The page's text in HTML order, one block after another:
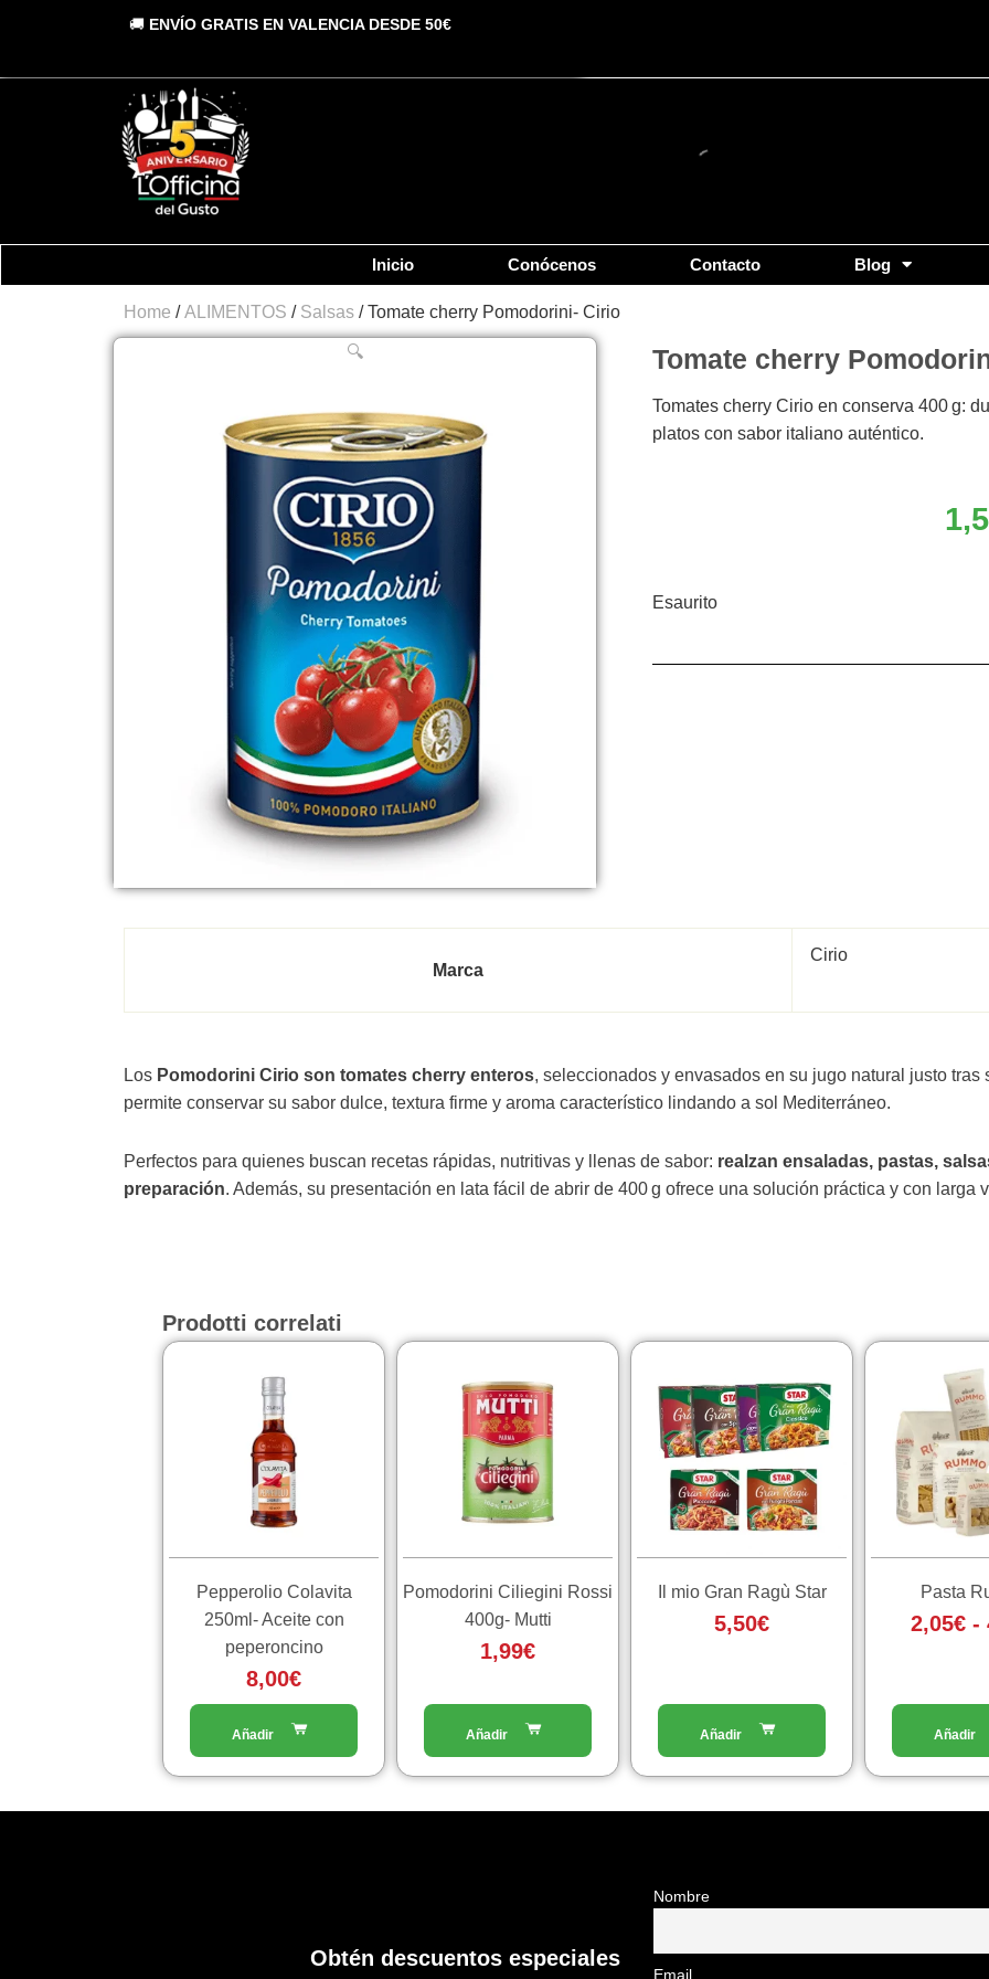
🚚 ENVÍO GRATIS EN VALENCIA DESDE 50€
Inicio Conócenos Contacto Blog
Home /ALIMENTOS / Salsas / Tomate cherry Pomodorini- Cirio
🔍 Tomate cherry
Tomates cherry Cirio en conserva 400 g:
platos con sabor italiano auténtico.
Esaurito
Marca
Cirio
Los Pomodorini Cirio son tomates cherry enteros, seleccionados y envasados en su jugo natural justo
permite conservar su sabor dulce, textura firme y aroma característico lindando a sol Mediterráneo.
Perfectos para quienes buscan recetas rápidas, nutritivas y llenas de sabor: realzan ensaladas, pastas,
preparación. Además, su presentación en lata fácil de abrir de 400 g ofrece una solución práctica y con larga
Prodotti correlati
Pepperolio Colavita
250ml- Aceite con
peperoncino
8,00€
Pomodorini Ciliegini Rossi
400g- Mutti
1,99€
Il mio Gran Ragù Star
5,50€
prodotto
varianti.
opzioni
scelte
prodotto
Pasta
2,05€ -
varianti.
opzioni
prodotto
Obtén descuentos especiales
Nombre
Email